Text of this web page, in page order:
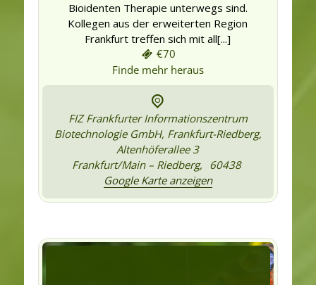
Bioidenten Therapie unterwegs sind.
Kollegen aus der erweiterten Region
Frankfurt treffen sich mit all[...]
€70
Finde mehr heraus
FIZ Frankfurter Informationszentrum
Biotechnologie GmbH, Frankfurt-Riedberg,
Altenhöferallee 3
Frankfurt/Main – Riedberg, 60438
Google Karte anzeigen